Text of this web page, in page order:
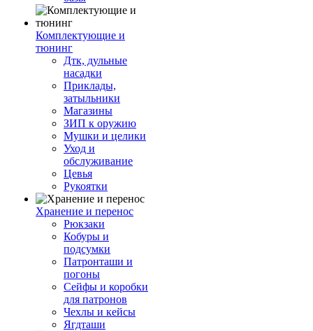
Комплектующие и
тюнинг
Дтк, дульные
насадки
Приклады,
затыльники
Магазины
ЗИП к оружию
Мушки и целики
Уход и
обслуживание
Цевья
Рукоятки
Хранение и перенос
Рюкзаки
Кобуры и
подсумки
Патронташи и
погоны
Сейфы и коробки
для патронов
Чехлы и кейсы
Ягдташи